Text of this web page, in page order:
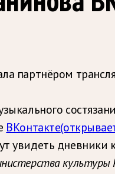
партнёром
ВКонтакте
увидеть
культуры